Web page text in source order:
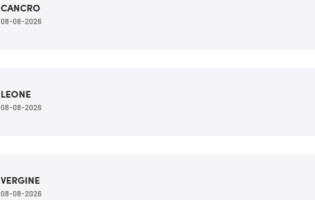
CANCRO
08-08-2026
LEONE
08-08-2026
VERGINE
08-08-2026